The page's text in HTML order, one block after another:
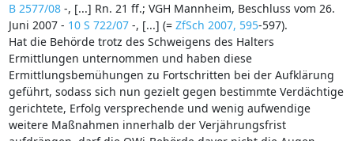
B 2577/08-, [...] Rn. 21 ff.; VGH Mannheim, Beschluss vom 26.
Juni 2007 - 10 S 722/07-, [...] (= ZfSch 2007, 595-597).
Hat die Behörde trotz des Schweigens des Halters
Ermittlungen unternommen und haben diese
Ermittlungsbemühungen zu Fortschritten bei der Aufklärung
geführt, sodass sich nun gezielt gegen bestimmte Verdächtige
gerichtete, Erfolg versprechende und wenig aufwendige
weitere Maßnahmen innerhalb der Verjährungsfrist